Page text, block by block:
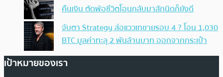
คืนเงิน ตัดพ้อชีวิตโอนกลับมาสักนิดก็ยังดี
จับตา Strategy ส่อแววเทขายรอบ 4 ? โอน 1,030
BTC มูลค่าทะลุ 2 พันล้านบาท ออกจากกระเป๋า
เป้าหมายของเรา